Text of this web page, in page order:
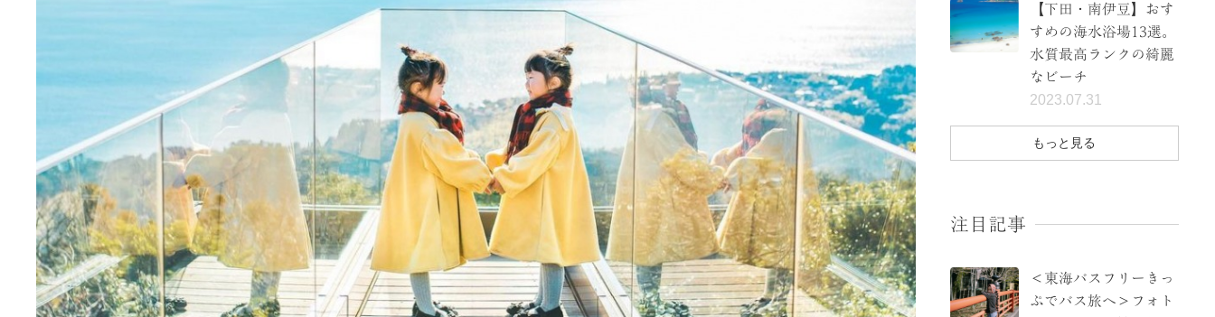
【下田・南伊豆】おす
すめの海水浴場13選。
水質最高ランクの綺麗
なビーチ
2023.07.31
もっと見る
注目記事
＜東海バスフリーきっ
ぷでバス旅へ＞フォト